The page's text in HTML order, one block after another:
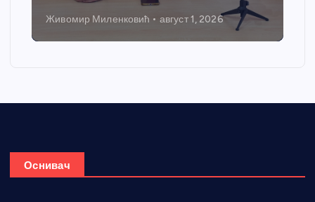
Никола Петровић јул 31, 2026
Оснивач